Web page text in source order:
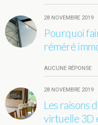
28 NOVEMBRE 2019
Pourquoi
réméré
AUCUNE RÉPONSE
28 NOVEMBRE 2019
Les raisons
virtuelle 3D